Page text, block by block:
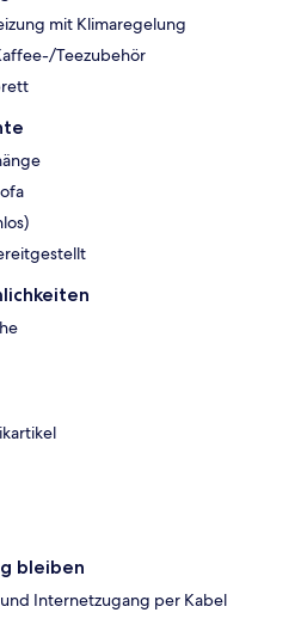
mit Klimaregelung
Teezubehör
bleiben
Internetzugang per Kabel